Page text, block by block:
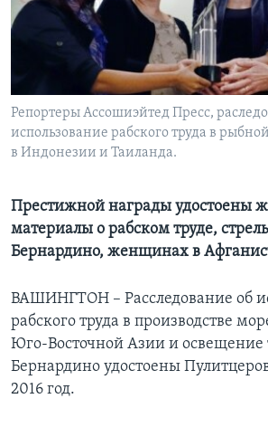
Learning English
СОЦИАЛЬНЫЕ СЕТИ
Репортеры Ассошиэйтед Пресс,
использование рабского труда в
в Индонезии и Таиланда.
Престижной награды удостоены
материалы о рабском труде,
Бернардино, женщинах в
ВАШИНГТОН – Расследование об
рабского труда в производстве
Юго-Восточной Азии и освещение
Бернардино удостоены
2016 год.